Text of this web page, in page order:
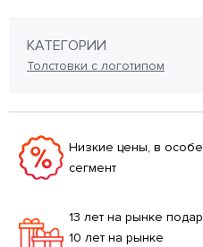
КАТЕГОРИИ
Толстовки с логотипом
Низкие цены, в
сегмент
13 лет на рынке
10 лет на рынке